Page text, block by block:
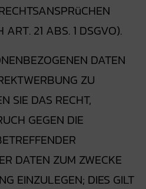
21 ABS. 1 DSGVO).
DATEN
ZU
SIE DAS RECHT,
GEGEN DIE
DATEN ZUM ZWECKE
EINZULEGEN; DIES GILT